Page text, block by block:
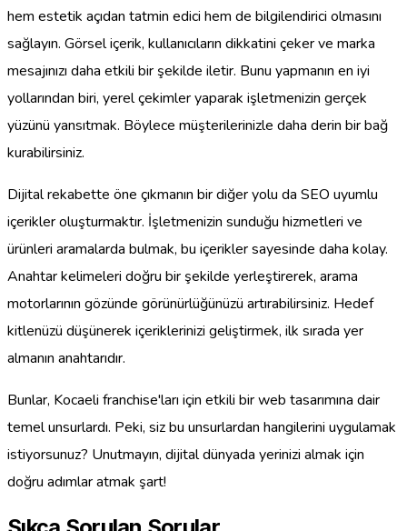
hem estetik açıdan tatmin edici hem de bilgilendirici olmasını
sağlayın. Görsel içerik, kullanıcıların dikkatini çeker ve marka
mesajınızı daha etkili bir şekilde iletir. Bunu yapmanın en iyi
yollarından biri, yerel çekimler yaparak işletmenizin gerçek
yüzünü yansıtmak. Böylece müşterilerinizle daha derin bir bağ
kurabilirsiniz.
Dijital rekabette öne çıkmanın bir diğer yolu da SEO uyumlu
içerikler oluşturmaktır. İşletmenizin sunduğu hizmetleri ve
ürünleri aramalarda bulmak, bu içerikler sayesinde daha kolay.
Anahtar kelimeleri doğru bir şekilde yerleştirerek, arama
motorlarının gözünde görünürlüğünüzü artırabilirsiniz. Hedef
kitlenüzü düşünerek içeriklerinizi geliştirmek, ilk sırada yer
almanın anahtarıdır.
Bunlar, Kocaeli franchise'ları için etkili bir web tasarımına dair
temel unsurlardı. Peki, siz bu unsurlardan hangilerini uygulamak
istiyorsunuz? Unutmayın, dijital dünyada yerinizi almak için
doğru adımlar atmak şart!